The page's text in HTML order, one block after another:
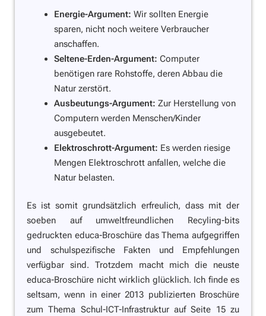
Energie-Argument: Wir sollten Energie
sparen, nicht noch weitere Verbraucher
anschaffen.
Seltene-Erden-Argument: Computer
benötigen rare Rohstoffe, deren Abbau die
Natur zerstört.
Ausbeutungs-Argument: Zur Herstellung von
Computern werden Menschen/Kinder
ausgebeutet.
Elektroschrott-Argument: Es werden riesige
Mengen Elektroschrott anfallen, welche die
Natur belasten.
Es ist somit grundsätzlich erfreulich, dass mit der
soeben auf umweltfreundlichen Recyling-bits
gedruckten educa-Broschüre das Thema aufgegriffen
und schulspezifische Fakten und Empfehlungen
verfügbar sind. Trotzdem macht mich die neuste
educa-Broschüre nicht wirklich glücklich. Ich finde es
seltsam, wenn in einer 2013 publizierten Broschüre
zum Thema Schul-ICT-Infrastruktur auf Seite 15 zu